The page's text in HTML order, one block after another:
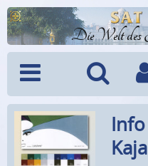
Die Welt
Menü Suche